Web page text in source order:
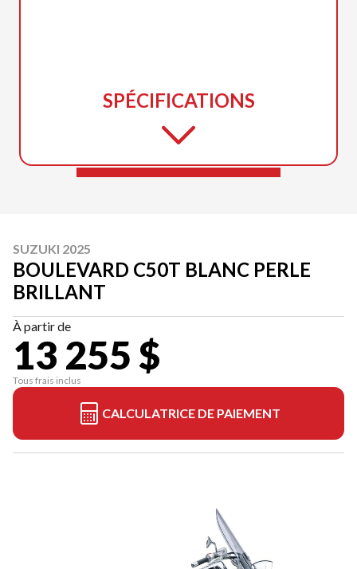
SPÉCIFICATIONS
SUZUKI 2025
BOULEVARD C50T BLANC PERLE
BRILLANT
À partir de
13 255 $
Tous frais inclus
CALCULATRICE DE PAIEMENT